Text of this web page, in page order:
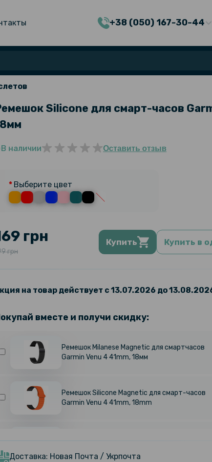
+38 (050) 167-30-44
Silicone для смарт-часов
В наличии Оставить отзыв
Выберите цвет
грн
грн
Купить Купить в
на товар действует с 13.07.2026 до
вместе и получи скидку:
Ремешок Milanese Magnetic для смартчасов
Garmin Venu 4 41mm, 18мм
Ремешок Silicone Magnetic для смарт-часов
Garmin Venu 4 41mm, 18mm
Доставка: Новая Почта / Укрпочта